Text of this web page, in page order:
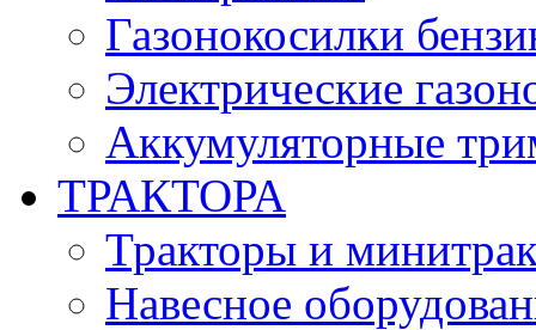
Газонокосилки
Электрические
Аккумуляторные
ТРАКТОРА
Тракторы и
Навесное